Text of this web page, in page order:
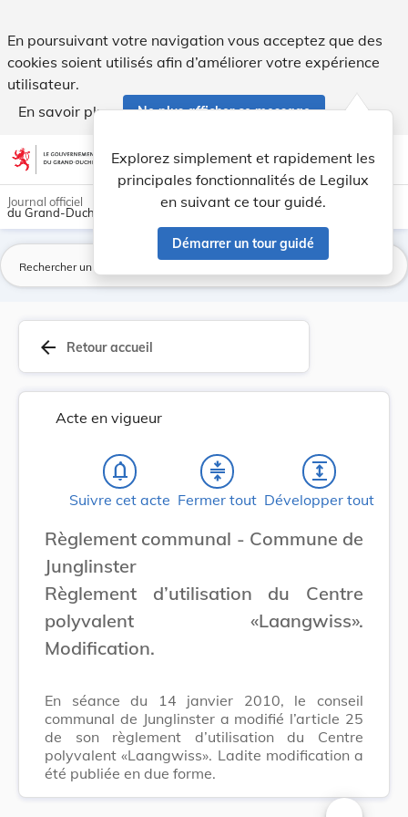
En poursuivant votre navigation vous acceptez que des
cookies soient utilisés afin d’améliorer votre expérience
utilisateur.
En savoir plus
Ne plus afficher ce message
Aller au contenu account_circle help Aide
Explorez simplement et rapidement les
principales fonctionnalités de Legilux
en suivant ce tour guidé.
Démarrer un tour guidé
light_mode dark_mode
Journal officiel
du Grand-Duché de Luxembourg
arrow_back Retour accueil
Acte en vigueur
notifications_none
Suivre cet acte
compress
Fermer tout
expand
Développer tout
Règlement communal - Commune de
Junglinster
Règlement d’utilisation du Centre
polyvalent «Laangwiss».
Modification.
En séance du 14 janvier 2010, le conseil
communal de Junglinster a modifié l’article 25
de son règlement d’utilisation du Centre
polyvalent «Laangwiss». Ladite modification a
été publiée en due forme.